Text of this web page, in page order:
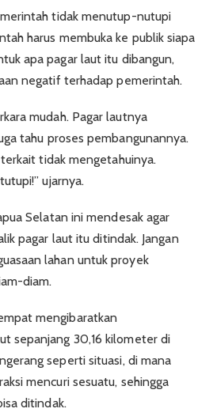
tidak menutup-nutupi
harus membuka ke publik siapa
apa pagar laut itu dibangun,
negatif terhadap pemerintah.
mudah. Pagar lautnya
tahu proses pembangunannya.
tidak mengetahuinya.
ujarnya.
Selatan ini mendesak agar
pagar laut itu ditindak. Jangan
lahan untuk proyek
diam.
mengibaratkan
sepanjang 30,16 kilometer di
seperti situasi, di mana
mencuri sesuatu, sehingga
ditindak.